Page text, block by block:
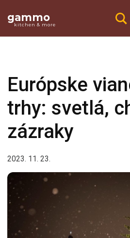
gammo
kitchen & more
Európske
trhy: svetlá,
zázraky
2023. 11. 23.